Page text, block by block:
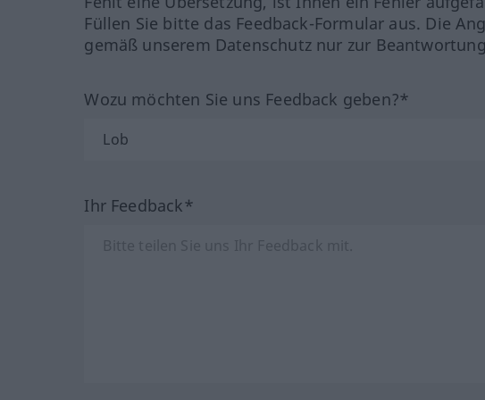
Füllen Sie bitte das Feedback-Formular aus. Die
gemäß unserem Datenschutz nur zur
Wozu möchten Sie uns Feedback geben?*
Ihr Feedback*